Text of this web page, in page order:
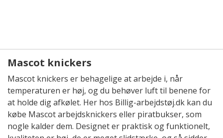
Mascot knickers
Mascot knickers er behagelige at arbejde i, når
temperaturen er høj, og du behøver luft til benene for
at holde dig afkølet. Her hos Billig-arbejdstøj.dk kan du
købe Mascot arbejdsknickers eller piratbukser, som
nogle kalder dem. Designet er praktisk og funktionelt,